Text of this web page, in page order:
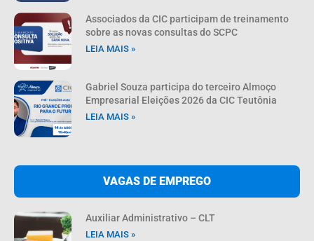
Associados da CIC participam de treinamento
sobre as novas consultas do SCPC
LEIA MAIS »
Gabriel Souza participa do terceiro Almoço
Empresarial Eleições 2026 da CIC Teutônia
LEIA MAIS »
VAGAS DE EMPREGO
Auxiliar Administrativo – CLT
LEIA MAIS »